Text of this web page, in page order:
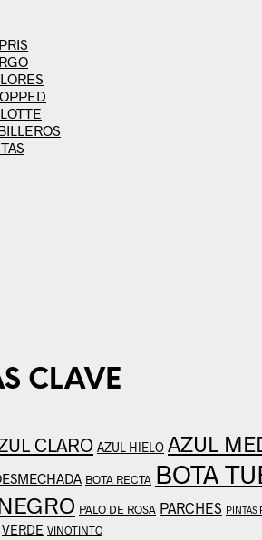
CLAVE
CLARO AZUL HIELO AZUL
BOTA RECTA BOTA
PALO DE ROSA PARCHES PINTAS
VERDE VINOTINTO